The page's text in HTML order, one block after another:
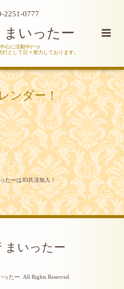
2251-0777
まいったー
心に活動中(^^)/
として日々努力しております。
ンダー！
たーはJD共済加入！
まいったー
ったー . All Rights Reserved.